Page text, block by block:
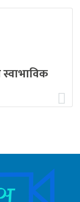
स्वाभाविक